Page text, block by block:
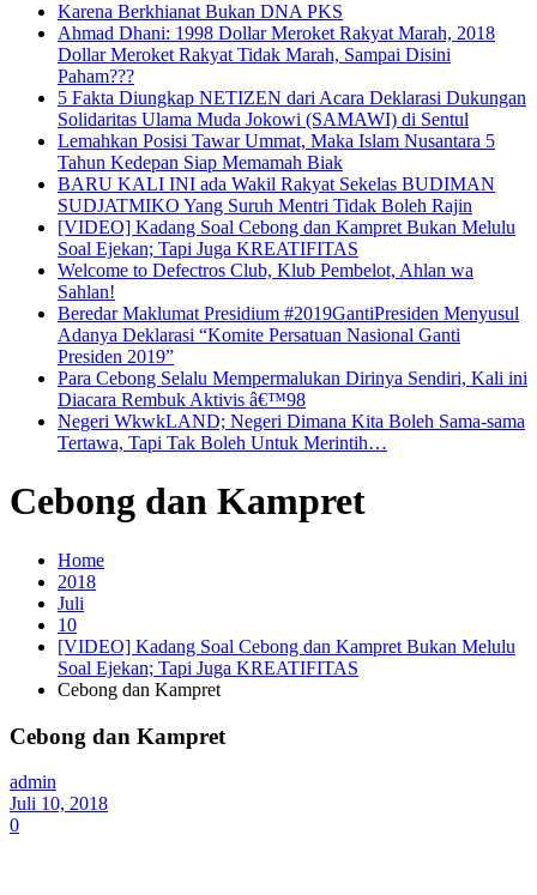
Karena Berkhianat Bukan DNA PKS
Ahmad Dhani: 1998 Dollar Meroket Rakyat Marah, 2018
Dollar Meroket Rakyat Tidak Marah, Sampai Disini
Paham???
5 Fakta Diungkap NETIZEN dari Acara Deklarasi Dukungan
Solidaritas Ulama Muda Jokowi (SAMAWI) di Sentul
Lemahkan Posisi Tawar Ummat, Maka Islam Nusantara 5
Tahun Kedepan Siap Memamah Biak
BARU KALI INI ada Wakil Rakyat Sekelas BUDIMAN
SUDJATMIKO Yang Suruh Mentri Tidak Boleh Rajin
[VIDEO] Kadang Soal Cebong dan Kampret Bukan Melulu
Soal Ejekan; Tapi Juga KREATIFITAS
Welcome to Defectros Club, Klub Pembelot, Ahlan wa
Sahlan!
Beredar Maklumat Presidium #2019GantiPresiden Menyusul
Adanya Deklarasi “Komite Persatuan Nasional Ganti
Presiden 2019”
Para Cebong Selalu Mempermalukan Dirinya Sendiri, Kali ini
Diacara Rembuk Aktivis â€™98
Negeri WkwkLAND; Negeri Dimana Kita Boleh Sama-sama
Tertawa, Tapi Tak Boleh Untuk Merintih…
Cebong dan Kampret
Home
2018
Juli
10
[VIDEO] Kadang Soal Cebong dan Kampret Bukan Melulu
Soal Ejekan; Tapi Juga KREATIFITAS
Cebong dan Kampret
Cebong dan Kampret
admin
Juli 10, 2018
0